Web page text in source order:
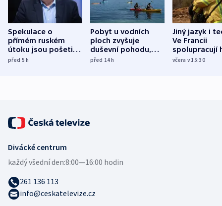
Spekulace o
přímém ruském
útoku jsou pošetilé,
míní estonský
před 5h
Pobyt u vodních
ploch zvyšuje
duševní pohodu,
ukázala
před 14h
Jiný jazyk i
Ve Francii
spolupracují
různých zemí
včera v 15:30
Divácké centrum
každý všední den:8:00—16:00 hodin
261 136 113
info@ceskatelevize.cz